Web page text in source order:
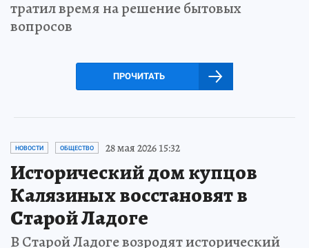
тратил время на решение бытовых
вопросов
ПРОЧИТАТЬ
НОВОСТИ ОБЩЕСТВО 28 мая 2026 15:32
Исторический дом купцов
Калязиных восстановят в
Старой Ладоге
В Старой Ладоге возродят исторический